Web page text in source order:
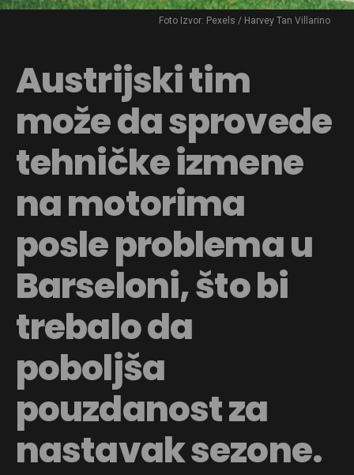
Foto Izvor: Pexels / Harvey Tan Villarino
Austrijski tim
može da sprovede
tehničke izmene
na motorima
posle problema u
Barseloni, što bi
trebalo da
poboljša
pouzdanost za
nastavak sezone.